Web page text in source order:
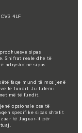
4LF
sipas
Shifrat reale dhe të
ndryshojnë sipas
faqe mund të mos jenë
të fundit. Ju lutemi
më të fundit.
opsionale ose të
specifike sipas shtetit
të Jaguar-it për